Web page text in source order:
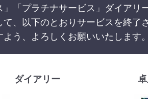
」「プラチナサービス」ダイア
、以下のとおりサービスを終了
う、よろしくお願いいたします。
ダイアリー